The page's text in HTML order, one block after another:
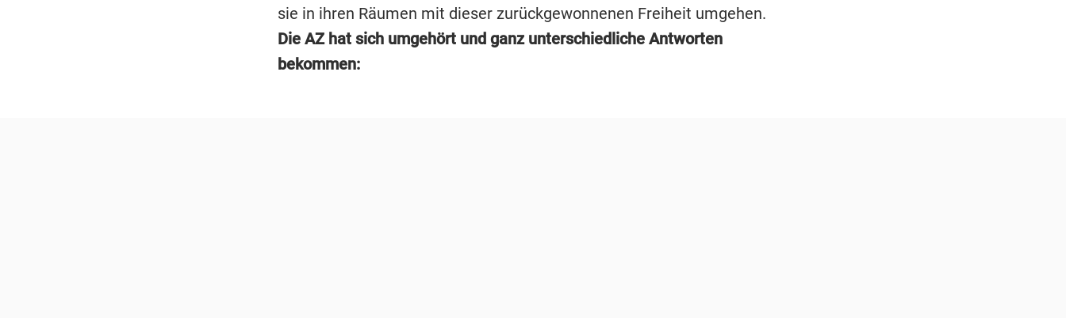
sie in ihren Räumen mit dieser zurückgewonnenen Freiheit umgehen.
Die AZ hat sich umgehört und ganz unterschiedliche Antworten
bekommen: